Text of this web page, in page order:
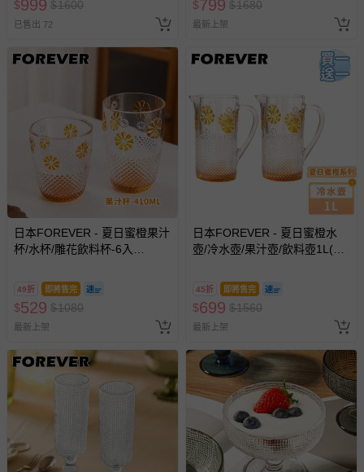
券使用
$999 $1600
已售出 72
$799 $1680
最新上架
日本FOREVER - 夏日蜜橙果汁
杯/水杯/雕花飲料杯-6入
49折 即將售完
$529 $1080
最新上架
日本FOREVER - 夏日蜜橙水
壺/冷水壺/果汁壺/飲料壺1L(買
45折 即將售完
$699 $1560
最新上架